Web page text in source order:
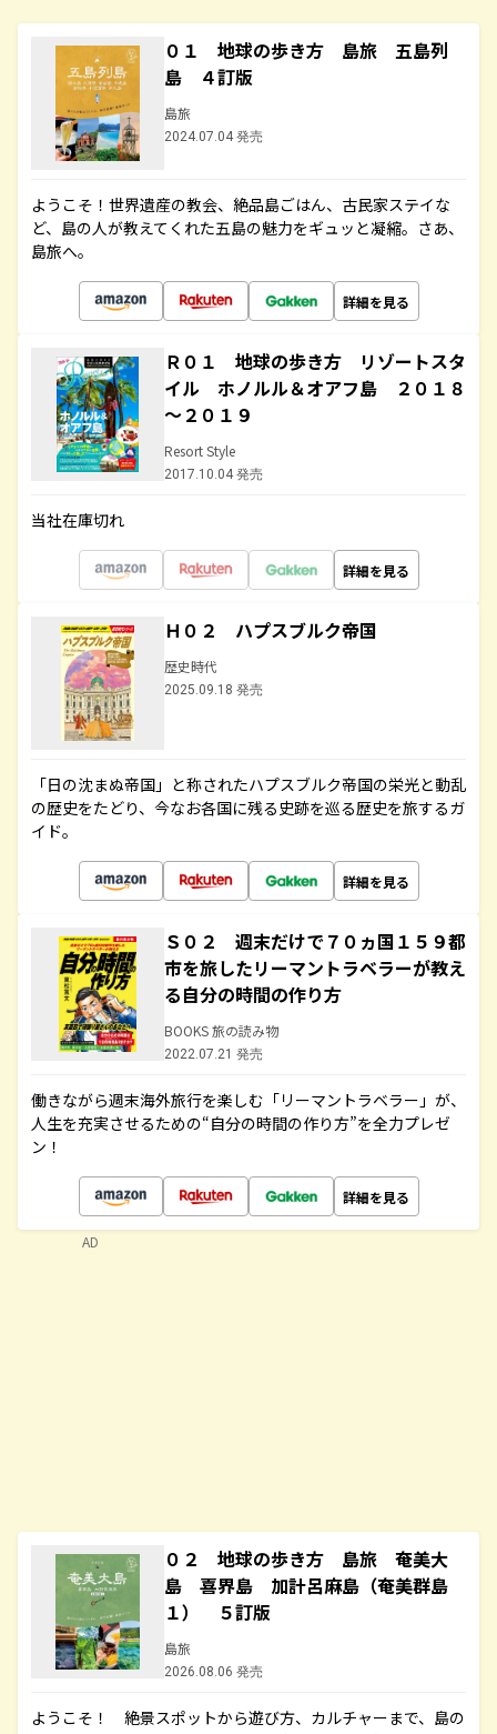
０１ 地球の歩き方 島旅 五島列
島 ４訂版
島旅
2024.07.04 発売
ようこそ！世界遺産の教会、絶品島ごはん、古民家ステイな
ど、島の人が教えてくれた五島の魅力をギュッと凝縮。さあ、
島旅へ。
詳細を見る
Ｒ０１ 地球の歩き方 リゾートスタ
イル ホノルル＆オアフ島 ２０１８
～２０１９
Resort Style
2017.10.04 発売
当社在庫切れ
詳細を見る
Ｈ０２ ハプスブルク帝国
歴史時代
2025.09.18 発売
「日の沈まぬ帝国」と称されたハプスブルク帝国の栄光と動乱
の歴史をたどり、今なお各国に残る史跡を巡る歴史を旅するガ
イド。
詳細を見る
Ｓ０２ 週末だけで７０ヵ国１５９都
市を旅したリーマントラベラーが教え
る自分の時間の作り方
BOOKS 旅の読み物
2022.07.21 発売
働きながら週末海外旅行を楽しむ「リーマントラベラー」が、
人生を充実させるための“自分の時間の作り方”を全力プレゼ
ン！
詳細を見る
０２ 地球の歩き方 島旅 奄美大
島 喜界島 加計呂麻島（奄美群島
１） ５訂版
島旅
2026.08.06 発売
ようこそ！ 絶景スポットから遊び方、カルチャーまで、島の
AD